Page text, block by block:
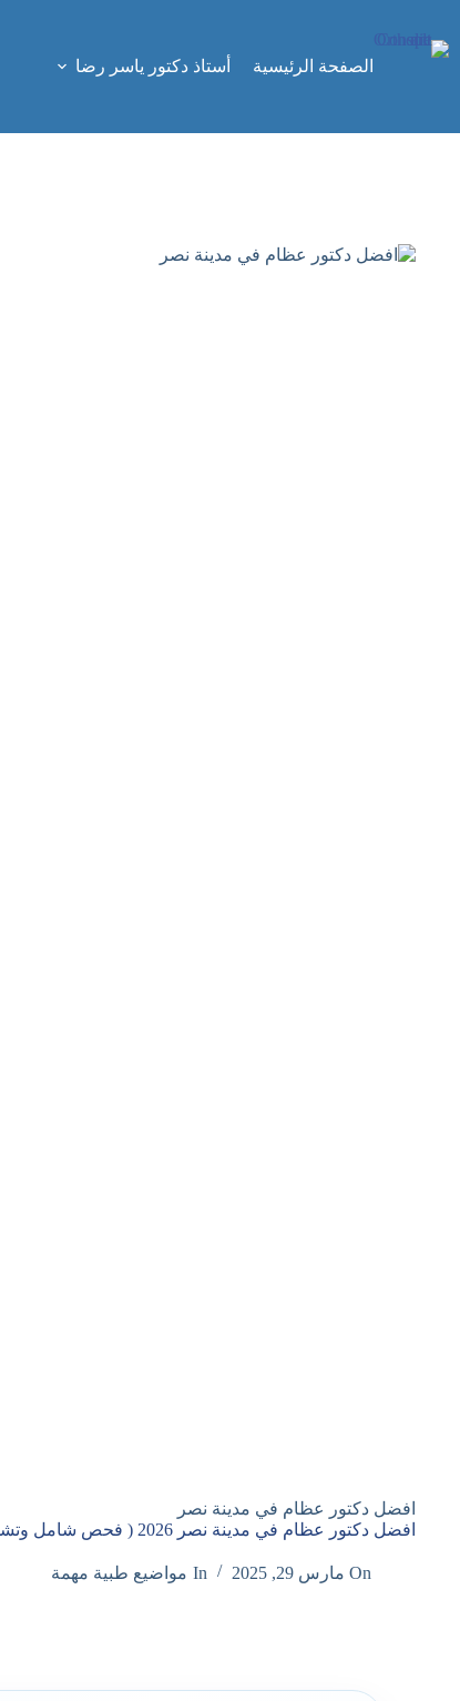
المحتوى
الصفحة الرئيسية أستاذ دكتور ياسر رضا
افضل دكتور عظام في مدينة نصر
افضل دكتور عظام في مدينة نصر 2026 ( فحص شامل وتشخيص دقيق )
On مارس 29, 2025 In مواضيع طبية مهمة